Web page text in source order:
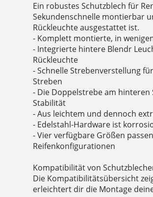
Ein robustes Schutzblech für
Sekundenschnelle montierbar
Rückleuchte ausgestattet ist.
- Komplett montierte, in
- Integrierte hintere Blendr
Rückleuchte
- Schnelle Strebenverstellung
Streben
- Die Doppelstrebe am
Stabilität
- Aus leichtem und dennoch
- Edelstahl-Hardware ist
- Vier verfügbare Größen
Reifenkonfigurationen
Kompatibilität von
Die Kompatibilitätsübersicht
erleichtert dir die Montage